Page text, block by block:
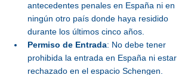
antecedentes penales en España ni en
ningún otro país donde haya residido
durante los últimos cinco años.
Permiso de Entrada: No debe tener
prohibida la entrada en España ni estar
rechazado en el espacio Schengen.